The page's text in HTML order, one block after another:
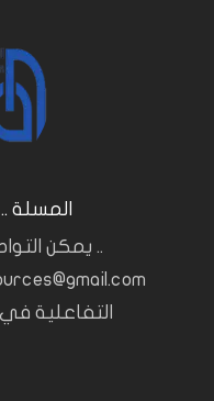
المسلة
.. يمكن
التفاعلية